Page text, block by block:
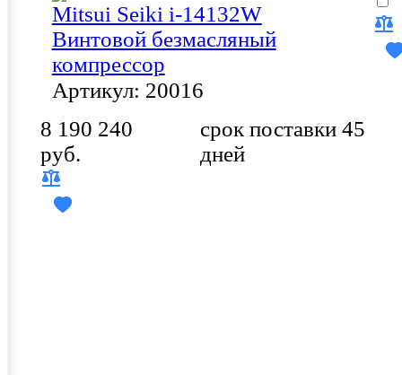
Mitsui Seiki i-14132W
Винтовой безмасляный
компрессор
Артикул: 20016
8 190 240
руб.
срок поставки 45
дней